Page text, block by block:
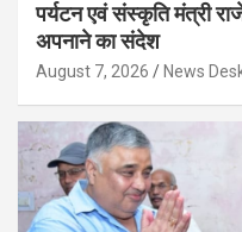
पर्यटन एवं संस्कृति मंत्री
अपनाने का संदेश
August 7, 2026 News